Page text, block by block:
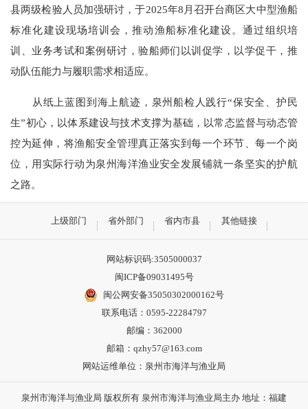
县两级检验人员加强研讨，于2025年8月召开台商区大中型渔船
标准化建设现场培训会，推动渔船标准化建设。通过组织培
训、业务考试和案例研讨，验船师们以训促学，以学促干，推
动队伍能力与履职需求相适应。
从纸上蓝图到海上航迹，泉州船检人践行“保安全、护民
生”初心，以体系建设与技术支撑为基础，以常态监督与动态管
控为延伸，将渔船安全管理真正落实到每一个环节、每一个岗
位，用实际行动为泉州海洋渔业安全发展铺就一条坚实的护航
之路。
上级部门 省外部门 省内市县 其他链接
网站标识码:3505000037
闽ICP备09031495号
闽公网安备35050302000162号
联系电话：0595-22284797
邮编：362000
邮箱：qzhy57@163.com
网站运维单位：泉州市海洋与渔业局
泉州市海洋与渔业局 版权所有 泉州市海洋与渔业局主办 地址：福建